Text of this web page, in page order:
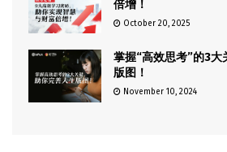
倍增！
October 20, 2025
掌握“高效思考”的3
版图！
November 10, 2024